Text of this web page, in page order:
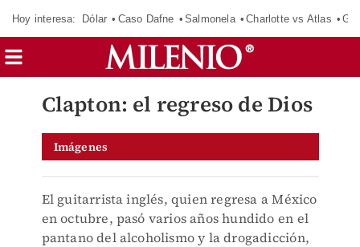
Hoy interesa: Dólar Caso Dafne Salmonela Charlotte vs Atlas
Clapton: el regreso de Dios
Imágenes
El guitarrista inglés, quien regresa a México
en octubre, pasó varios años hundido en el
pantano del alcoholismo y la drogadicción,